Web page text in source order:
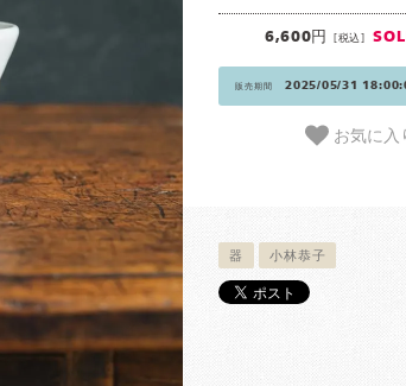
6,600円 [税込]
販売期間 2025/05/31
お気に入
器 小林恭子